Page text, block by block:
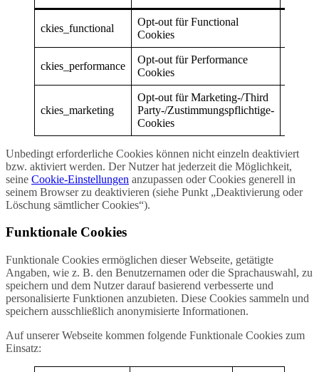
ckies_functional
Opt-out für Functional
Cookies
ckies_performance
Opt-out für Performance
Cookies
ckies_marketing
Opt-out für Marketing-/Third
Party-/Zustimmungspflichtige-
Cookies
Unbedingt erforderliche Cookies können nicht einzeln deaktiviert
bzw. aktiviert werden. Der Nutzer hat jederzeit die Möglichkeit,
seine Cookie-Einstellungen anzupassen oder Cookies generell in
seinem Browser zu deaktivieren (siehe Punkt „Deaktivierung oder
Löschung sämtlicher Cookies“).
Funktionale Cookies
Funktionale Cookies ermöglichen dieser Webseite, getätigte
Angaben, wie z. B. den Benutzernamen oder die Sprachauswahl, zu
speichern und dem Nutzer darauf basierend verbesserte und
personalisierte Funktionen anzubieten. Diese Cookies sammeln und
speichern ausschließlich anonymisierte Informationen.
Auf unserer Webseite kommen folgende Funktionale Cookies zum
Einsatz: